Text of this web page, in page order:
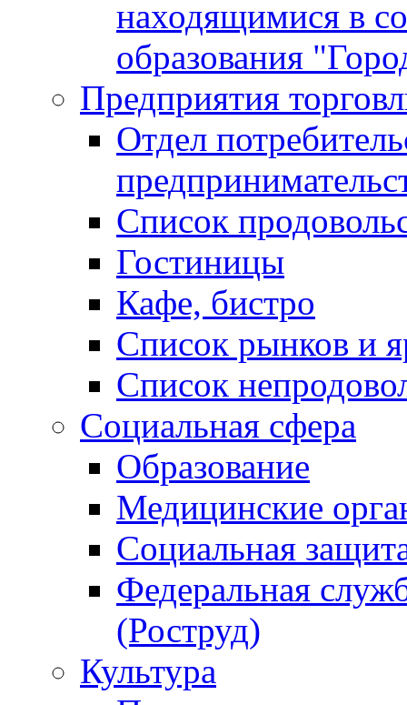
находящимися в
образования
Предприятия
Отдел
Список
Гостиницы
Кафе, бистро
Cписок рынков и
Список
Социальная сфера
Образование
Медицинские
Социальная
Федеральная
(Роструд)
Культура